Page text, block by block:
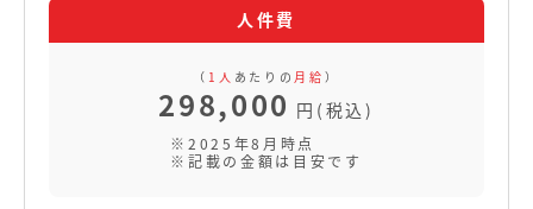
（ 1人 あたりの 月給 ）
298,000 円(税込)
※2025年8月時点
※記載の金額は目安です